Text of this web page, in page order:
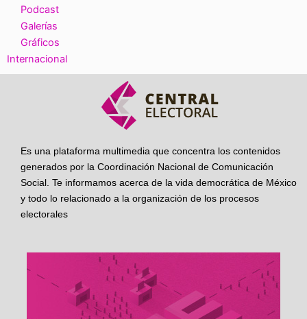
Podcast
Galerías
Gráficos
Internacional
Es una plataforma multimedia que concentra los contenidos
generados por la Coordinación Nacional de Comunicación
Social. Te informamos acerca de la vida democrática de México
y todo lo relacionado a la organización de los procesos
electorales